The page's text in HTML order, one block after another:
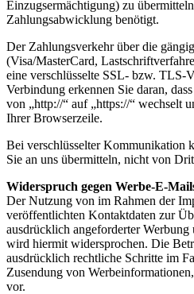
Einzugsermächtigung) zu
Zahlungsabwicklung benötigt.
Der Zahlungsverkehr über die
(Visa/MasterCard,
eine verschlüsselte SSL- bzw. TLS-
Verbindung erkennen Sie daran,
von „http://“ auf „https://“ wechselt
Ihrer Browserzeile.
Bei verschlüsselter Kommunikation
Sie an uns übermitteln, nicht von
Widerspruch gegen Werbe-E-
Der Nutzung von im Rahmen der
veröffentlichten Kontaktdaten zur
ausdrücklich angeforderter
wird hiermit widersprochen. Die
ausdrücklich rechtliche Schritte im
Zusendung von
vor.